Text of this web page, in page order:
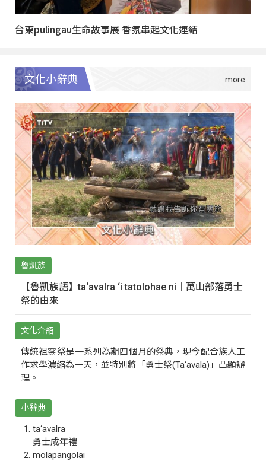
台東pulingau生命故事展 香氛串起文化連結
文化小辭典
魯凱族
【魯凱族語】ta‘avalra ‘i tatolohae ni｜萬山部落勇士
祭的由來
文化介紹
傳統祖靈祭是一系列為期四個月的祭典，現今配合族人工
作求學濃縮為一天，並特別將「勇士祭(Ta‘avala)」凸顯辦
理。
小辭典
ta‘avalra
勇士成年禮
molapangolai